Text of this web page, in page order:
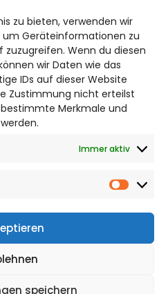
zu bieten, verwenden wir
um Geräteinformationen zu
Wenn du diesen
wir Daten wie das
IDs auf dieser Website
Zustimmung nicht erteilst
Merkmale und
Immer aktiv
speichern
FÜR HILDESHEIM